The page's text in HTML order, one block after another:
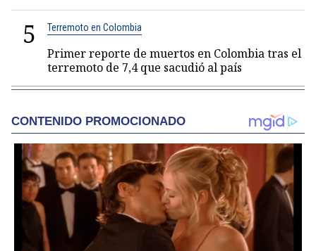
5 Terremoto en Colombia
Primer reporte de muertos en Colombia tras el
terremoto de 7,4 que sacudió al país